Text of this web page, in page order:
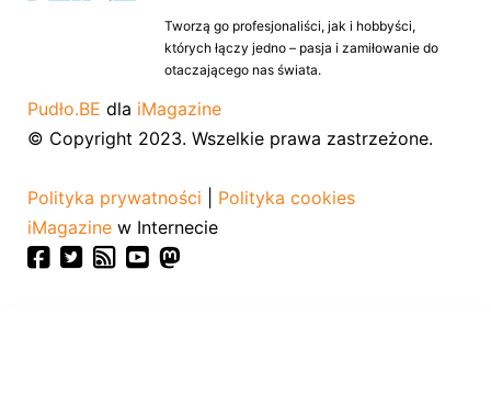
Tworzą go profesjonaliści, jak i hobbyści,
których łączy jedno – pasja i zamiłowanie do
otaczającego nas świata.
Pudło.BE dla iMagazine
© Copyright 2023. Wszelkie prawa zastrzeżone.
Polityka prywatności
Polityka cookies
iMagazine w Internecie